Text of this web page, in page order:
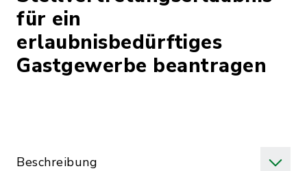
für ein
erlaubnisbedürftiges
Gastgewerbe beantragen
Beschreibung